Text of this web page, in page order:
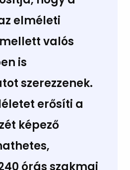
elméleti
valós
is
szerezzenek.
erősíti a
képező